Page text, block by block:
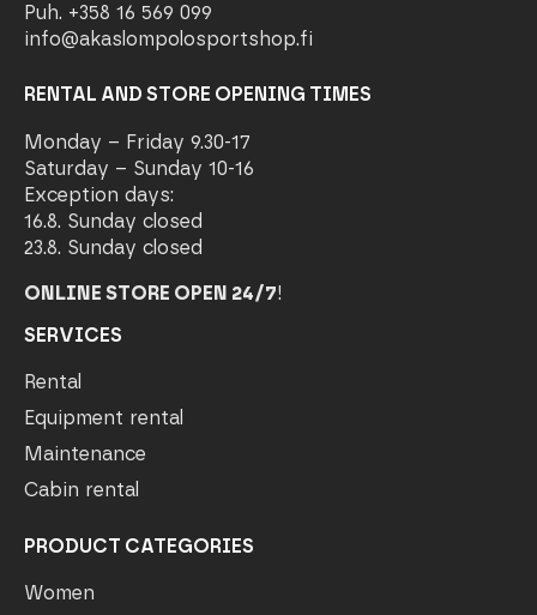
Puh. +358 16 569 099
info@akaslompolosportshop.fi
RENTAL AND STORE OPENING TIMES
Monday – Friday 9.30-17
Saturday – Sunday 10-16
Exception days:
16.8. Sunday closed
23.8. Sunday closed
ONLINE STORE OPEN 24/7!
SERVICES
Rental
Equipment rental
Maintenance
Cabin rental
PRODUCT CATEGORIES
Women